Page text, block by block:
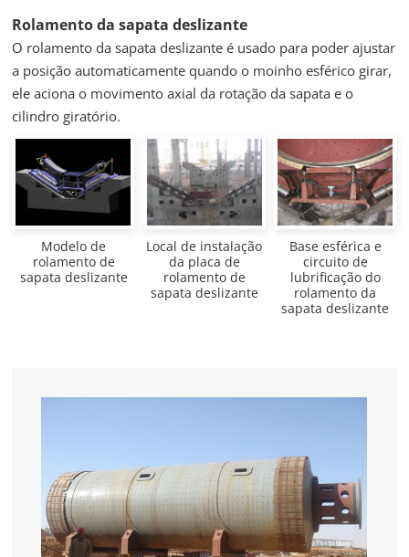
Rolamento da sapata deslizante
O rolamento da sapata deslizante é usado para poder ajustar
a posição automaticamente quando o moinho esférico girar,
ele aciona o movimento axial da rotação da sapata e o
cilindro giratório.
Modelo de
rolamento de
sapata deslizante
Local de instalação
da placa de
rolamento de
sapata deslizante
Base esférica e
circuito de
lubrificação do
rolamento da
sapata deslizante